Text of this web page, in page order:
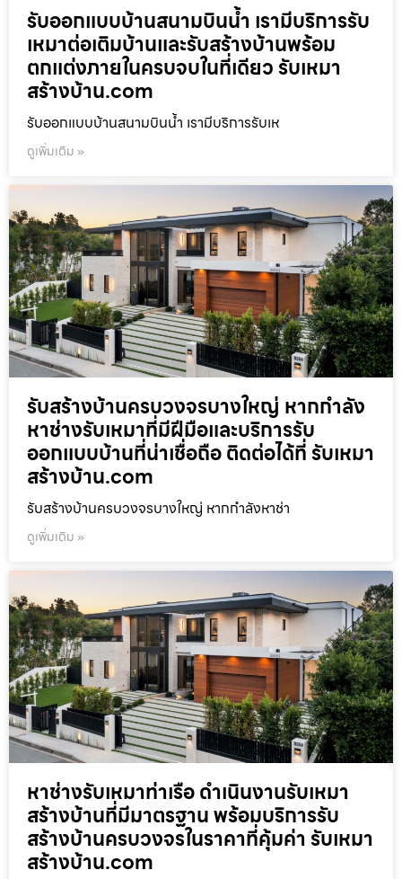
รับออกแบบบ้านสนามบินน้ำ เรามีบริการรับ
เหมาต่อเติมบ้านและรับสร้างบ้านพร้อม
ตกแต่งภายในครบจบในที่เดียว รับเหมา
สร้างบ้าน.com
รับออกแบบบ้านสนามบินน้ำ เรามีบริการรับเห
ดูเพิ่มเติม »
รับสร้างบ้านครบวงจรบางใหญ่ หากกำลัง
หาช่างรับเหมาที่มีฝีมือและบริการรับ
ออกแบบบ้านที่น่าเชื่อถือ ติดต่อได้ที่ รับเหมา
สร้างบ้าน.com
รับสร้างบ้านครบวงจรบางใหญ่ หากกำลังหาช่า
ดูเพิ่มเติม »
หาช่างรับเหมาท่าเรือ ดำเนินงานรับเหมา
สร้างบ้านที่มีมาตรฐาน พร้อมบริการรับ
สร้างบ้านครบวงจรในราคาที่คุ้มค่า รับเหมา
สร้างบ้าน.com